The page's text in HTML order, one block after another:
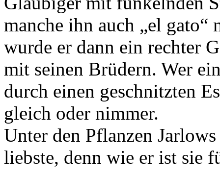
manche ihn auch „el gato“
wurde er dann ein rechter
mit seinen Brüdern. Wer
durch einen geschnitzten
gleich oder nimmer.
Unter den Pflanzen
liebste, denn wie er ist sie